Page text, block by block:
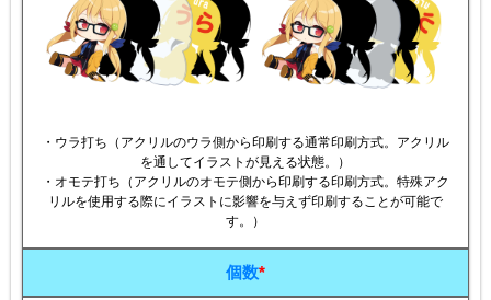
・ウラ打ち（アクリルのウラ側から印刷する通常印刷方式。アクリル
を通してイラストが見える状態。）
・オモテ打ち（アクリルのオモテ側から印刷する印刷方式。特殊アク
リルを使用する際にイラストに影響を与えず印刷することが可能で
す。）
個数*